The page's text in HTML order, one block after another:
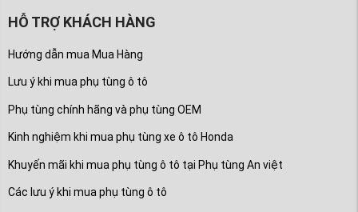
HỖ TRỢ KHÁCH HÀNG
Hướng dẫn mua Mua Hàng
Lưu ý khi mua phụ tùng ô tô
Phụ tùng chính hãng và phụ tùng OEM
Kinh nghiệm khi mua phụ tùng xe ô tô Honda
Khuyến mãi khi mua phụ tùng ô tô tại Phụ tùng An việt
Các lưu ý khi mua phụ tùng ô tô